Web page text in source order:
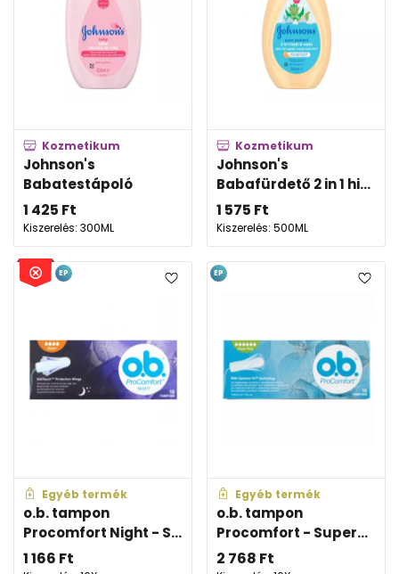
Kozmetikum
Johnson's
Babatestápoló
1 425 Ft
Kiszerelés: 300ML
Kozmetikum
Johnson's
Babafürdető 2 in 1 hi...
1 575 Ft
Kiszerelés: 500ML
Egyéb termék
o.b. tampon
Procomfort Night - S...
1 166 Ft
EP
Egyéb termék
o.b. tampon
Procomfort - Super...
2 768 Ft
EP